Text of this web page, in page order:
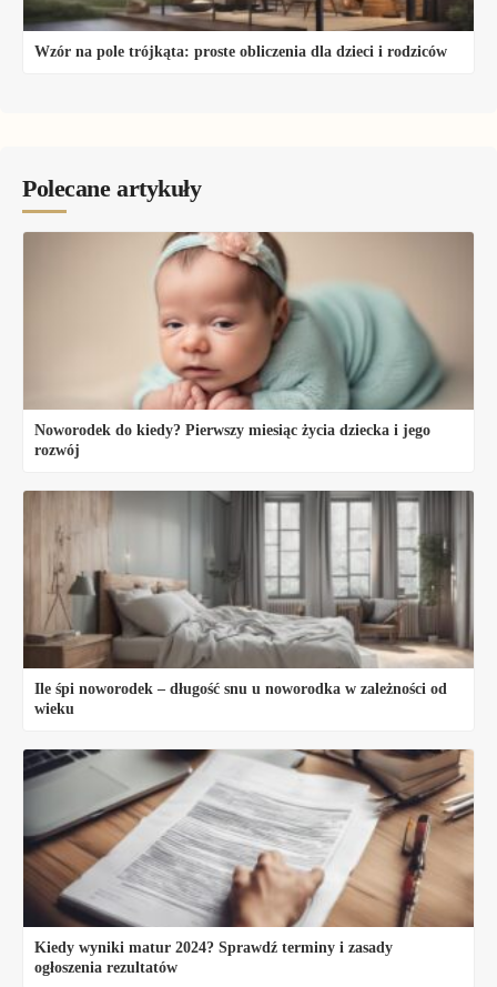
Wzór na pole trójkąta: proste obliczenia dla dzieci i rodziców
Polecane artykuły
Noworodek do kiedy? Pierwszy miesiąc życia dziecka i jego
rozwój
Ile śpi noworodek – długość snu u noworodka w zależności od
wieku
Kiedy wyniki matur 2024? Sprawdź terminy i zasady
ogłoszenia rezultatów